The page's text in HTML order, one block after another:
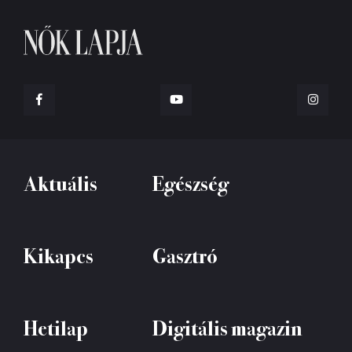
Aktuális Egészség
Kikapcs Gasztró
Hetilap Digitális magazin